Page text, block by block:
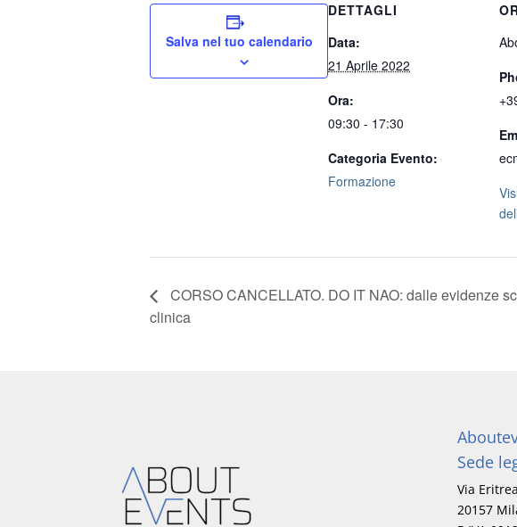
Salva nel tuo calendario
DETTAGLI
Data:
21 Aprile 2022
Ora:
09:30 - 17:30
Categoria Evento:
Formazione
CORSO CANCELLATO. DO IT NAO: dalle evidenze
clinica
Sede
Via
20157